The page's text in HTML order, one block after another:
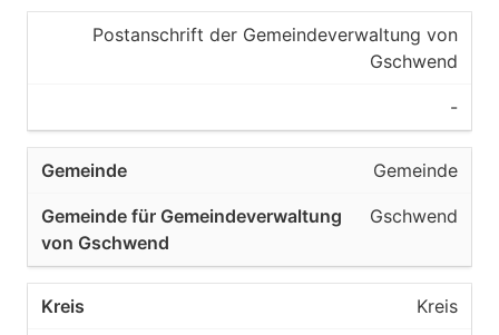
Postanschrift der Gemeindeverwaltung von
Gschwend
-
Gemeinde
Gschwend
Kreis